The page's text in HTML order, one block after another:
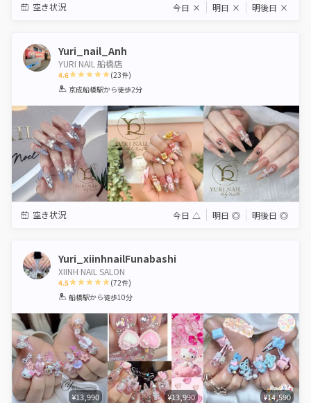
空き状況 今日 × 明日 × 明後日 ×
Yuri_nail_Anh
YURI NAIL 船橋店
4.6
1 2 3 4 5
(23件)
京成船橋駅から徒歩2分
空き状況 今日 △ 明日 ◎ 明後日 ◎
Yuri_xiinhnailFunabashi
XIINH NAIL SALON
4.5
1 2 3 4 5
(72件)
船橋駅から徒歩10分
¥13,990 ¥13,990 ¥14,590